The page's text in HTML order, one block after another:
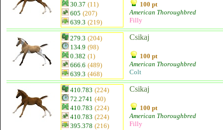
30.37 (11)
605 (207)
639.3 (219)
100 pt
American Thoroughbred
Filly
279.3 (204)
134.9 (98)
0.382 (1)
666.6 (489)
639.3 (468)
Csikaj
100 pt
American Thoroughbred
Colt
410.783 (224)
72.2741 (40)
410.783 (224)
410.783 (224)
395.378 (216)
Csikaj
100 pt
American Thoroughbred
Filly